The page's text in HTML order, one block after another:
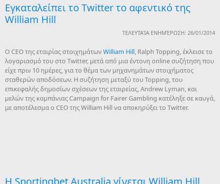
Εγκαταλείπει το Twitter το αφεντικό της
William Hill
ΤΕΛΕΥΤΑΊΑ ΕΝΗΜΈΡΩΣΗ: 26/01/2014
Ο CEO της εταιρίας στοιχημάτωνWilliam Hill , Ralph Topping, έκλεισε το
λογαριασμό του στο Twitter, μετά από μια έντονη online συζήτηση που
είχε πριν 10 ημέρες, για το θέμα των μηχανημάτων στοιχήματος
σταθερών αποδόσεων. Η συζήτηση μεταξύ του Topping, του
επικεφαλής δημοσίων σχέσεων της εταιρείας, Andrew Lyman, και
μελών της καμπάνιας Campaign for Fairer Gambling κατέληξε σε καυγά,
με αποτέλεσμα ο CEO της William Hill να αποκηρύξει το Τwitter.
H Sportingbet Australia γίνεται William Hill